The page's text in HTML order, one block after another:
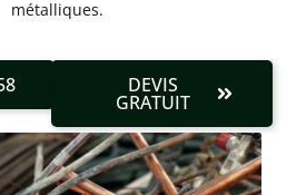
métalliques.
DEVIS
GRATUIT